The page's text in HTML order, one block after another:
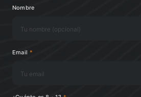
Nombre
Email *